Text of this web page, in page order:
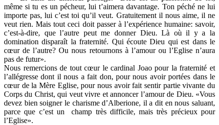
même si tu es un pécheur, lui t’aimera davantage. Ton péché ne lui
importe pas, lui c’est toi qu’il veut. Gratuitement il nous aime, il ne
veut rien. Mais tout ceci doit passer à l’expérience humaine: savoir,
c’est-à-dire, que l’autre peut me donner Dieu. Là où il y a la
domination disparaît la fraternité. Qui écoute Dieu qui est dans le
cœur de l’autre? Ou nous retournons à l’amour ou l’Eglise n’aura
pas de futur».
Nous remercions de tout cœur le cardinal Joao pour la fraternité et
l’allégresse dont il nous a fait don, pour nous avoir portées dans le
cœur de la Mère Eglise, pour nous avoir fait sentir partie vivante du
Corps du Christ, qui veut vivre et annoncer l’amour de Dieu. «Vous
devez bien soigner le charisme d’Alberione, il a dit en nous saluant,
parce que c’est un champ très difficile, mais très précieux pour
l’Eglise».